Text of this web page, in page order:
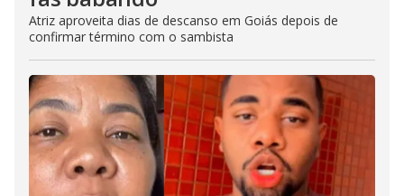
Atriz aproveita dias de descanso em Goiás depois de
confirmar término com o sambista